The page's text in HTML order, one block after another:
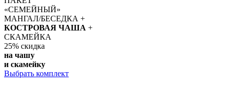
«СЕМЕЙНЫЙ»
МАНГАЛ/БЕСЕДКА +
КОСТРОВАЯ ЧАША +
СКАМЕЙКА
25% скидка
на чашу
и скамейку
Выбрать комплект